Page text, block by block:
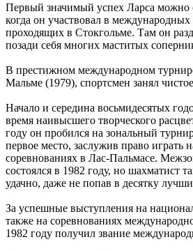
Первый значимый успех Ларса можно
когда он участвовал в международных
проходящих в Стокгольме. Там он
позади себя многих маститых
В престижном международном
Мальме (1979), спортсмен занял
Начало и середина восьмидесятых
время наивысшего творческого
году он пробился на зональный
первое место, заслужив право играть
соревнованиях в Лас-Пальмасе.
состоялся в 1982 году, но шахматист
удачно, даже не попав в десятку
За успешные выступления на
также на соревнованиях
1982 году получил звание